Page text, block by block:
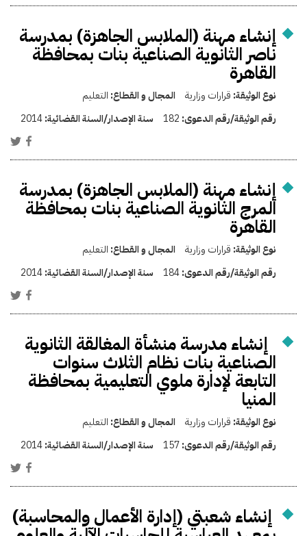
إنشاء مهنة (الملابس الجاهزة) بمدرسة
ناصر الثانوية الصناعية بنات بمحافظة
القاهرة
نوع الوثيقة: قرارات وزارية المجال و القطاع: التعليم
رقم الوثيقة/رقم الدعوى: 182 سنة الإصدار/السنة القضائية:2014
إنشاء مهنة (الملابس الجاهزة) بمدرسة
المرج الثانوية الصناعية بنات بمحافظة
القاهرة
نوع الوثيقة: قرارات وزارية المجال و القطاع: التعليم
رقم الوثيقة/رقم الدعوى:184 سنة الإصدار/السنة القضائية:2014
إنشاء مدرسة منشأة المغالقة الثانوية
الصناعية بنات نظام الثلاث سنوات
التابعة لإدارة ملوي التعليمية بمحافظة
المنيا
نوع الوثيقة: قرارات وزارية المجال و القطاع: التعليم
رقم الوثيقة/رقم الدعوى:157 سنة الإصدار/السنة القضائية:2014
إنشاء شعبتي (إدارة الأعمال والمحاسبة)